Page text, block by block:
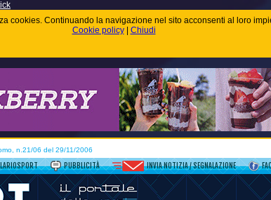
cookies. Continuando la navigazione nel sito acconsenti al loro
Cookie policy| Chiudi
n.21/06 del 29/11/2006
PUBBLICITÀ INVIA NOTIZIA / SEGNALAZIONE